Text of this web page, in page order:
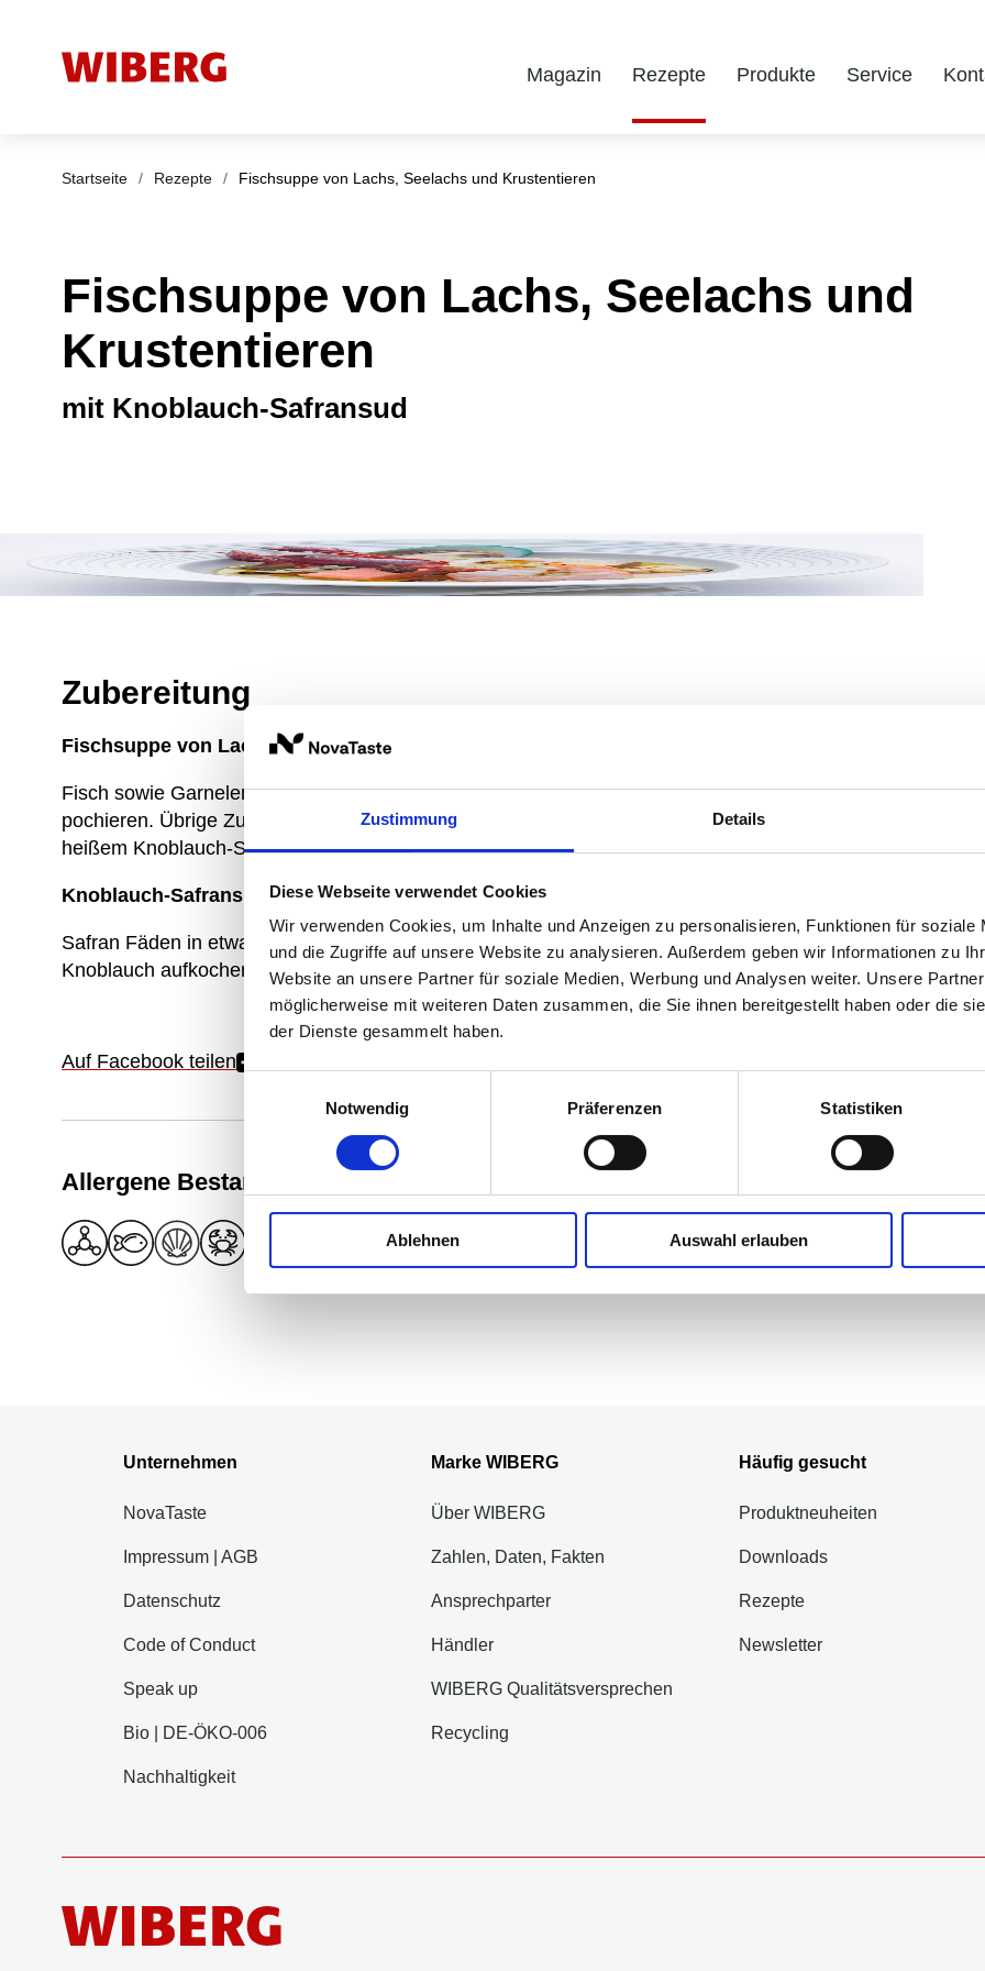
Zustimmung Details
Diese Webseite verwendet Cookies
Wir verwenden Cookies, um Inhalte und Anzeigen zu personalisieren, Funktionen für soziale
und die Zugriffe auf unsere Website zu analysieren. Außerdem geben wir Informationen zu
Website an unsere Partner für soziale Medien, Werbung und Analysen weiter. Unsere
möglicherweise mit weiteren Daten zusammen, die Sie ihnen bereitgestellt haben oder die
der Dienste gesammelt haben.
Notwendig
Präferenzen Statistiken
Ablehnen Auswahl erlauben
Magazin Rezepte Produkte Service
Startseite / Rezepte / Fischsuppe von Lachs, Seelachs und Krustentieren
Fischsuppe von Lachs, Seelachs und
Krustentieren
mit Knoblauch-Safransud
Zubereitung
Fischsuppe von Lachs, Seelachs und Krustentieren
Fisch sowie Garnelen kräftig mit Ursalz Fisch würzen und in Fischfond mit Chilli-Ringen
pochieren. Übrige Zutaten im Fischfond erwärmen und in tiefen Tellern anrichten. Zum Schluss mit
heißem Knoblauch-Safransud übergießen.
Knoblauch-Safransud
Safran Fäden in etwas Weißwein aktivieren. Fischfond mit Weißwein, Safran Fäden und
Knoblauch aufkochen. Anschließend mit Pernod sowie Ursalz Fisch abschmecken.
Auf Facebook teilen
Allergene Bestandteile
Details zu Allergenen
Unternehmen
NovaTaste
Impressum | AGB
Datenschutz
Code of Conduct
Speak up
Bio | DE-ÖKO-006
Nachhaltigkeit
Marke WIBERG
Über WIBERG
Zahlen, Daten, Fakten
Ansprechparter
Händler
WIBERG Qualitätsversprechen
Recycling
Häufig gesucht
Produktneuheiten
Downloads
Rezepte
Newsletter